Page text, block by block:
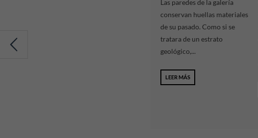
Las paredes de la galería
conservan huellas materiales
de su pasado. Como si se
tratara de un estrato
geológico,...
LEER MÁS